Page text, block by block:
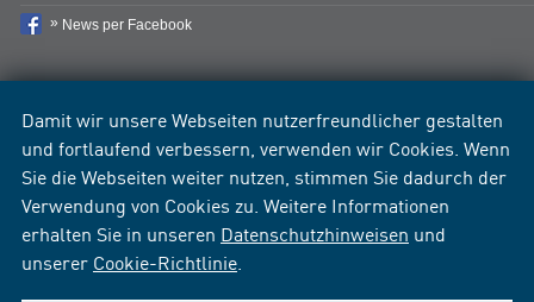
Damit wir unsere Webseiten nutzerfreundlicher gestalten
und fortlaufend verbessern, verwenden wir Cookies. Wenn
Sie die Webseiten weiter nutzen, stimmen Sie dadurch der
Verwendung von Cookies zu. Weitere Informationen
erhalten Sie in unseren Datenschutzhinweisen und
unserer Cookie-Richtlinie
News per Facebook